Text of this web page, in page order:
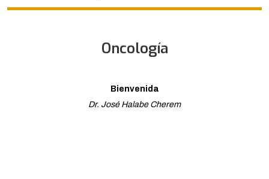
Oncología
Bienvenida
Dr. José Halabe Cherem